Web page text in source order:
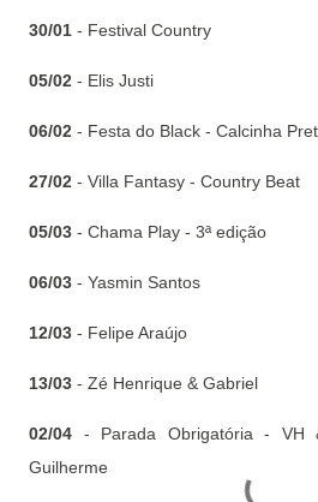
30/01 - Festival Country
05/02 - Elis Justi
06/02 - Festa do Black - Calcinha
27/02 - Villa Fantasy - Country Beat
05/03 - Chama Play - 3ª edição
06/03 - Yasmin Santos
12/03 - Felipe Araújo
13/03 - Zé Henrique & Gabriel
02/04 - Parada Obrigatória - VH
Guilherme